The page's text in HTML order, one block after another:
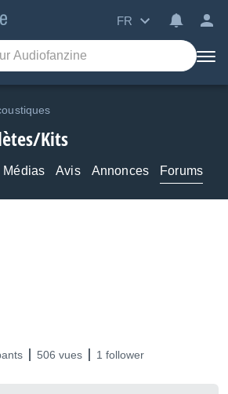
FR
Kits
Médias Avis Annonces Forums
506 vues 1 follower